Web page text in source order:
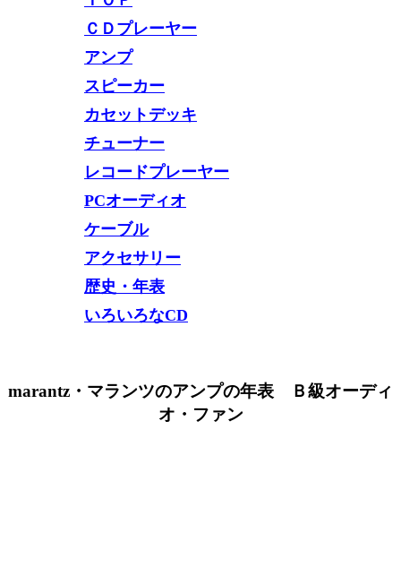
ＣＤプレーヤー
アンプ
スピーカー
カセットデッキ
チューナー
レコードプレーヤー
PCオーディオ
ケーブル
アクセサリー
歴史・年表
いろいろなCD
marantz・マランツのアンプの年表 Ｂ級オーディ
オ・ファン